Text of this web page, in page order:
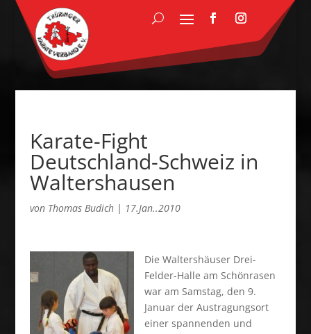
Karate-Fight
Deutschland-Schweiz in
Waltershausen
von Thomas Budich| 17.Jan..2010
Die Waltershäuser Drei-
Felder-Halle am Schönrasen
war am Samstag, den 9.
Januar der Austragungsort
einer spannenden und